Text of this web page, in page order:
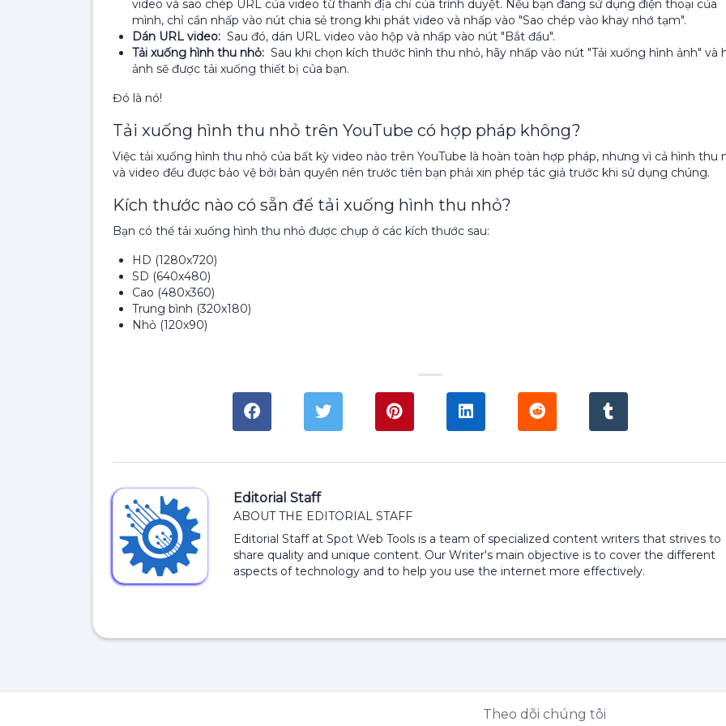
video và sao chép URL của video từ thanh địa chỉ của trình duyệt. Nếu bạn đang sử dụng điện thoại của
mình, chỉ cần nhấp vào nút chia sẻ trong khi phát video và nhấp vào "Sao chép vào khay nhớ tạm".
Dán URL video: Sau đó, dán URL video vào hộp và nhấp vào nút "Bắt đầu".
Tải xuống hình thu nhỏ: Sau khi chọn kích thước hình thu nhỏ, hãy nhấp vào nút "Tải xuống hình ảnh" và
ảnh sẽ được tải xuống thiết bị của bạn.
Đó là nó!
Tải xuống hình thu nhỏ trên YouTube có hợp pháp không?
Việc tải xuống hình thu nhỏ của bất kỳ video nào trên YouTube là hoàn toàn hợp pháp, nhưng vì cả hình thu
và video đều được bảo vệ bởi bản quyền nên trước tiên bạn phải xin phép tác giả trước khi sử dụng chúng.
Kích thước nào có sẵn để tải xuống hình thu nhỏ?
Bạn có thể tải xuống hình thu nhỏ được chụp ở các kích thước sau:
HD (1280x720)
SD (640x480)
Cao (480x360)
Trung bình (320x180)
Nhỏ (120x90)
Editorial Staff
ABOUT THE EDITORIAL STAFF
Editorial Staff at Spot Web Tools is a team of specialized content writers that strives to
share quality and unique content. Our Writer's main objective is to cover the different
aspects of technology and to help you use the internet more effectively.
Theo dõi chúng tôi